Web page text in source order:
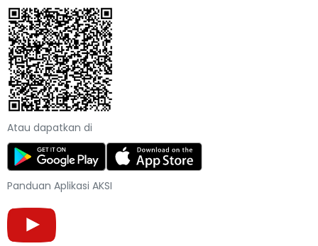
Atau dapatkan di
Panduan Aplikasi AKSI